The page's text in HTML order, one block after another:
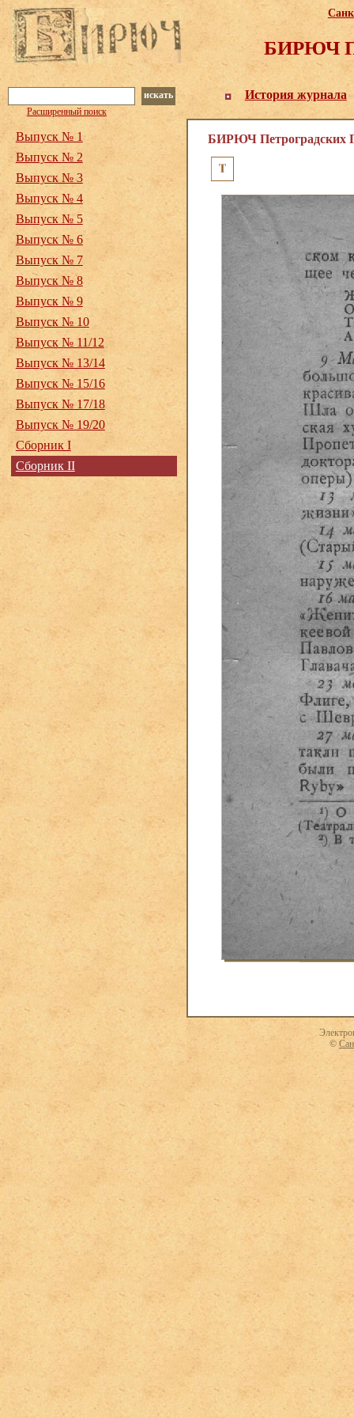
БИРЮЧ
История журнала
искать
Расширенный поиск
БИРЮЧ Петроградских
Выпуск № 1
Выпуск № 2
Выпуск № 3
Выпуск № 4
Выпуск № 5
Выпуск № 6
Выпуск № 7
Выпуск № 8
Выпуск № 9
Выпуск № 10
Выпуск № 11/12
Выпуск № 13/14
Выпуск № 15/16
Выпуск № 17/18
Выпуск № 19/20
Сборник I
Сборник II
©